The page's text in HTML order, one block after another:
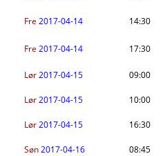
Fre 2017-04-14 14:30
Fre 2017-04-14 17:30
Lør2017-04-15 09:00
Lør2017-04-15 10:00
Lør2017-04-15 16:30
Søn2017-04-16 08:45